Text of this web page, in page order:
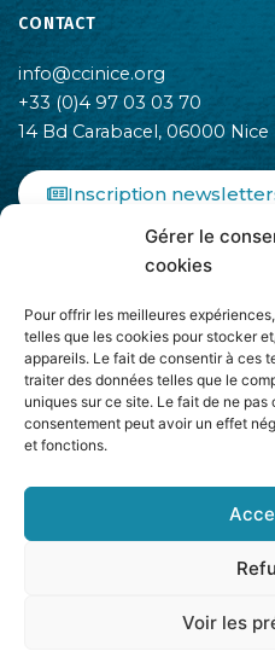
Gérer le
cookies
Pour offrir les meilleures
telles que les cookies pour stocker
appareils. Le fait de consentir à ces
traiter des données telles que le
uniques sur ce site. Le fait de ne pas
consentement peut avoir un effet
et fonctions.
Voir les
CONTACT
info@ccinice.org
+33 (0)4 97 03 03 70
14 Bd Carabacel, 06000 Nice
Inscription
e
b
o
o
k
-
t
a
g
r
a
m
L
i
k
e
d
i
n
n